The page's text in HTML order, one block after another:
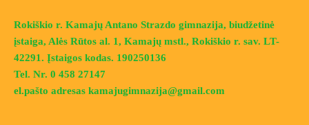
Rokiškio r. Kamajų Antano Strazdo gimnazija, biudžetinė
įstaiga, Alės Rūtos al. 1, Kamajų mstl., Rokiškio r. sav. LT-
42291. Įstaigos kodas. 190250136
Tel. Nr. 0 458 27147
el.pašto adresas kamajugimnazija@gmail.com